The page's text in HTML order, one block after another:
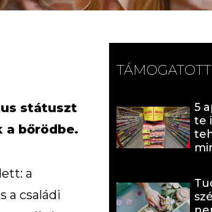
státuszt
a bőrödbe.
a
a családi
5
te